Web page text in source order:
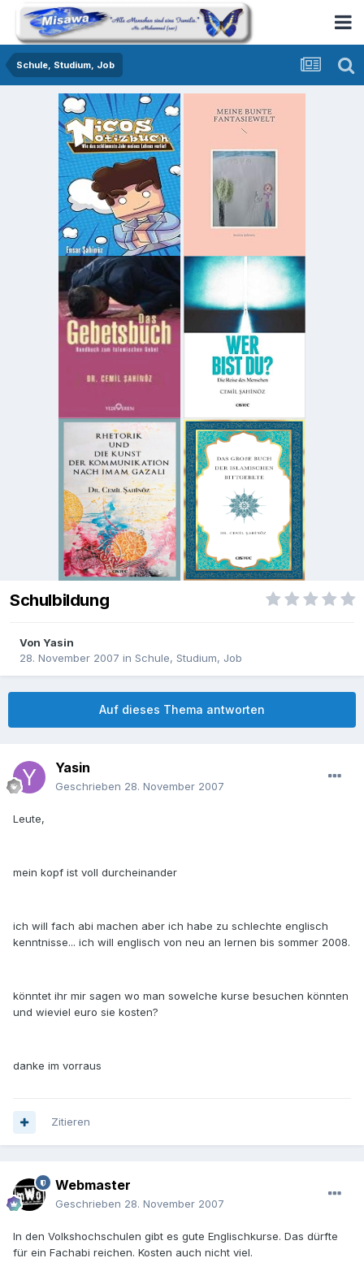
Schule, Studium, Job
Schulbildung
Von Yasin
28. November 2007 in Schule, Studium, Job
Auf dieses Thema antworten
Yasin
Geschrieben 28. November 2007
Leute,
mein kopf ist voll durcheinander
ich will fach abi machen aber ich habe zu schlechte englisch
kenntnisse... ich will englisch von neu an lernen bis sommer 2008.
könntet ihr mir sagen wo man sowelche kurse besuchen könnten
und wieviel euro sie kosten?
danke im vorraus
Zitieren
Webmaster
Geschrieben 28. November 2007
In den Volkshochschulen gibt es gute Englischkurse. Das dürfte
für ein Fachabi reichen. Kosten auch nicht viel.